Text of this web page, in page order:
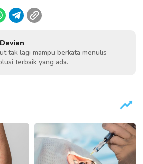
tak lagi mampu berkata menulis
terbaik yang ada.